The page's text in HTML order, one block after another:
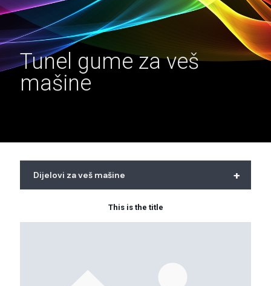
Tunel gume za veš
mašine
+
Dijelovi za veš mašine
This is the title